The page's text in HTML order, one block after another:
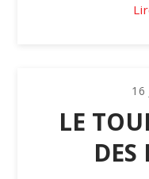
16
LE
DES